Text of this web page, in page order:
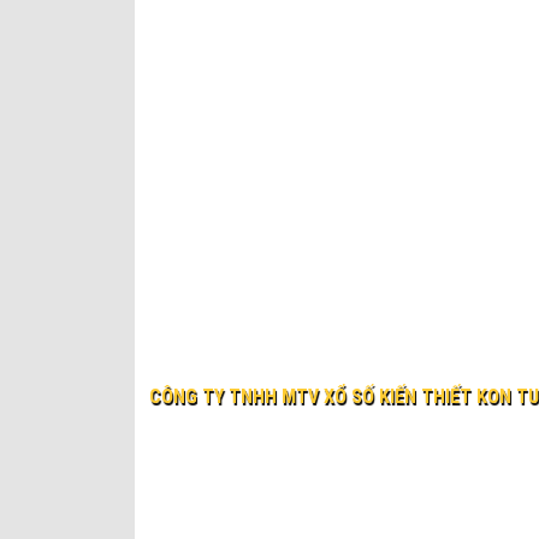
CÔNG TY TNHH MTV XỔ SỐ KIẾN THIẾT KON